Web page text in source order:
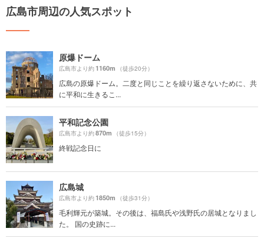
広島市周辺の人気スポット
原爆ドーム
広島市より約1160m （徒歩20分）
広島の原爆ドーム。二度と同じことを繰り返さないために、共
に平和に生きるこ...
平和記念公園
広島市より約870m （徒歩15分）
終戦記念日に
広島城
広島市より約1850m （徒歩31分）
毛利輝元が築城。その後は、福島氏や浅野氏の居城となりまし
た。 国の史跡に...